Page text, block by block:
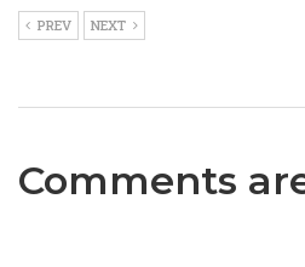
PREV NEXT
Comments